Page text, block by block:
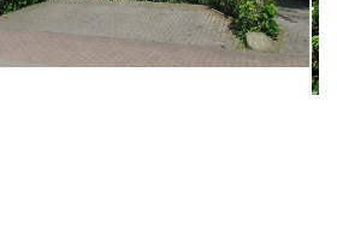
Kontakt & Anfahrt